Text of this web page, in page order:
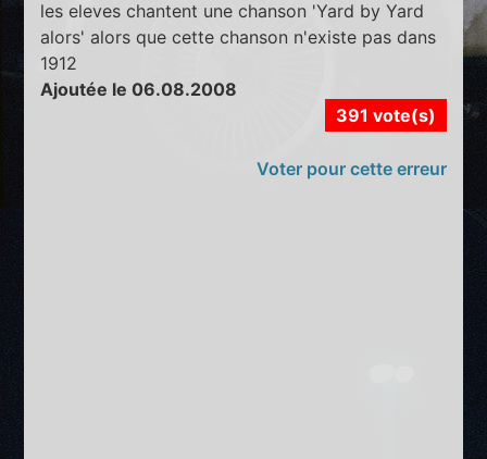
les eleves chantent une chanson 'Yard by Yard
alors' alors que cette chanson n'existe pas dans
1912
Ajoutée le 06.08.2008
391 vote(s)
Voter pour cette erreur